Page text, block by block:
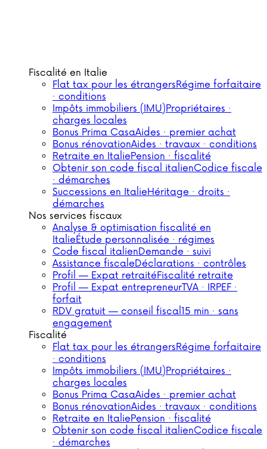
Fiscalité en Italie
Flat tax pour les étrangersRégime forfaitaire
· conditions
Impôts immobiliers (IMU)Propriétaires ·
charges locales
Bonus Prima CasaAides · premier achat
Bonus rénovationAides · travaux · conditions
Retraite en ItaliePension · fiscalité
Obtenir son code fiscal italienCodice fiscale
· démarches
Successions en ItalieHéritage · droits ·
démarches
Nos services fiscaux
Analyse & optimisation fiscalité en
ItalieÉtude personnalisée · régimes
Code fiscal italienDemande · suivi
Assistance fiscaleDéclarations · contrôles
Profil — Expat retraitéFiscalité retraite
Profil — Expat entrepreneurTVA · IRPEF ·
forfait
RDV gratuit — conseil fiscal15 min · sans
engagement
Fiscalité
Flat tax pour les étrangersRégime forfaitaire
· conditions
Impôts immobiliers (IMU)Propriétaires ·
charges locales
Bonus Prima CasaAides · premier achat
Bonus rénovationAides · travaux · conditions
Retraite en ItaliePension · fiscalité
Obtenir son code fiscal italienCodice fiscale
· démarches